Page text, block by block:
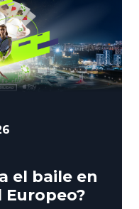
el baile en